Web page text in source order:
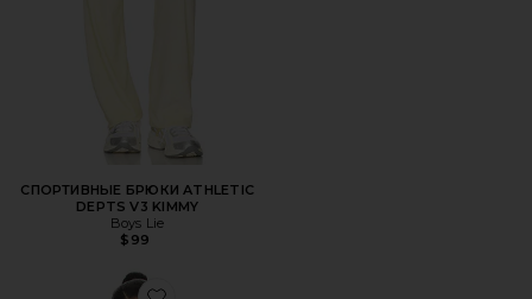
СПОРТИВНЫЕ БРЮКИ ATHLETIC
DEPTS V3 KIMMY
Boys Lie
$99